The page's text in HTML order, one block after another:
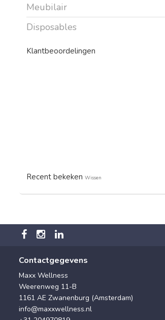
Meubilair
Disposables
Klantbeoordelingen
Recent bekeken Wissen
Contactgegevens
Maxx Wellness
Weerenweg 11-B
1161 AE Zwanenburg (Amsterdam)
info@maxxwellness.nl